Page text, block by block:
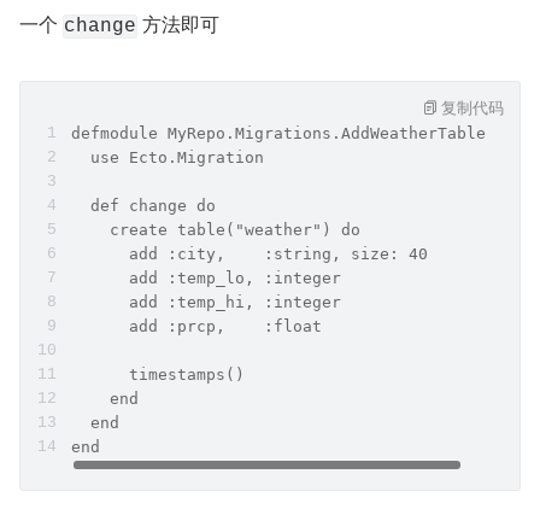
一个 change 方法即可
defmodule MyRepo.Migrations.AddWeatherTable do
  use Ecto.Migration
  def change do
    create table("weather") do
      add :city,    :string, size: 40
      add :temp_lo, :integer
      add :temp_hi, :integer
      add :prcp,    :float
      timestamps()
    end
  end
end
复制代码